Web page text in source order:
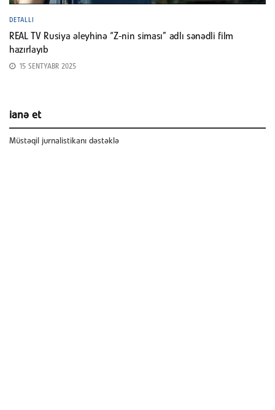
DETALLI
REAL TV Rusiya əleyhinə “Z-nin siması” adlı sənədli film
hazırlayıb
15 SENTYABR 2025
ianə et
Müstəqil jurnalistikanı dəstəklə